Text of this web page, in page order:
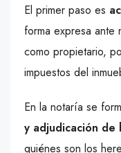
El primer paso es
forma expresa ante
como propietario,
impuestos del
En la notaría se
y adjudicación de
quiénes son los